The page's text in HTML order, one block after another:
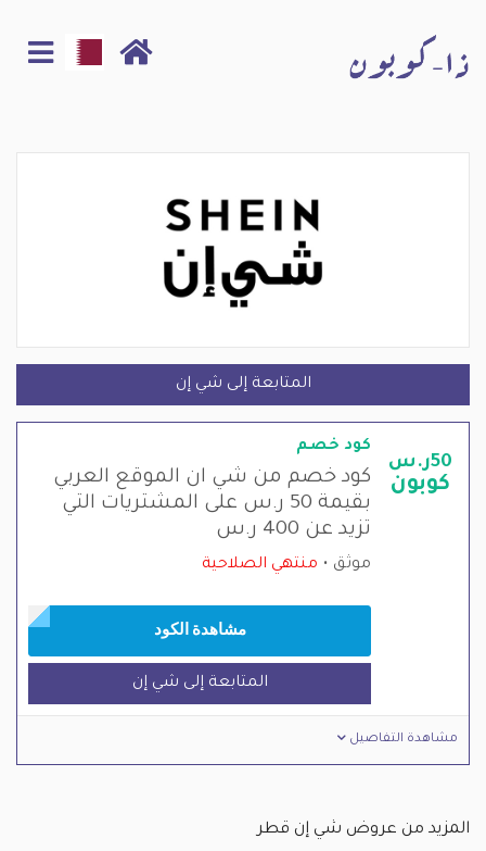
المتابعة إلى شي إن
50ر.س
كوبون
كود خصم
كود خصم من شي ان الموقع العربي
بقيمة 50 ر.س على المشتريات التي
تزيد عن 400 ر.س
موثق منتهي الصلاحية
مشاهدة الكود
المتابعة إلى شي إن
مشاهدة التفاصيل
المزيد من عروض شي إن قطر